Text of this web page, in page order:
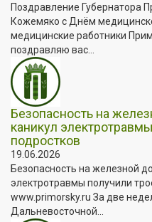
Поздравление Губернатора
Кожемяко с Днём
медицинские работники
поздравляю вас...
Безопасность на
каникул
подростков
19.06.2026
Безопасность на железной
электротравмы получили
www.primorsky.ru За две
Дальневосточной...